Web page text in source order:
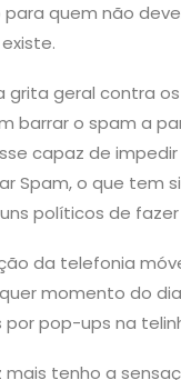
quem não
geral contra
barrar o spam a
capaz de
Spam, o que tem
políticos de
da telefonia
momento do
pop-ups na
tenho a